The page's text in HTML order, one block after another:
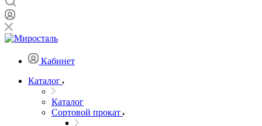
Кабинет
Каталог
Каталог
Сортовой прокат